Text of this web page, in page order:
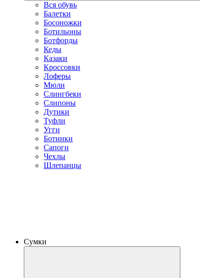
Вся обувь
Балетки
Босоножки
Ботильоны
Ботфорды
Кеды
Казаки
Кроссовки
Лоферы
Мюли
Слингбеки
Слипоны
Дутики
Туфли
Угги
Ботинки
Сапоги
Чехлы
Шлепанцы
Сумки